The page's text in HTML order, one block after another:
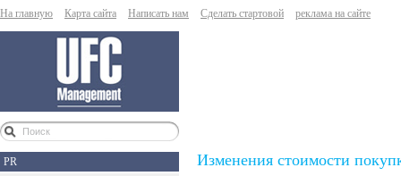
На главную Карта сайта Написать нам Сделать стартовой реклама на сайте
PR
Изменения стоимости